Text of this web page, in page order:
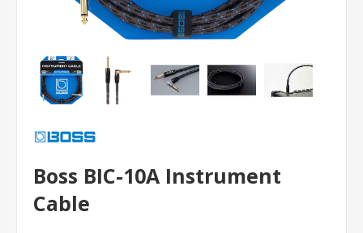
Boss BIC-10A Instrument
Cable